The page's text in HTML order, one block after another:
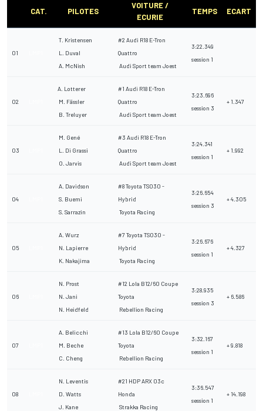
CAT. PILOTES
VOITURE /
ECURIE
TEMPS ECART
01
T. Kristensen
L. Duval
A. McNish
#2 Audi R18 E-Tron
Quattro
Audi Sport team Joest
3:22.349
session 1
02
A. Lotterer
M. Fässler
B. Treluyer
#1 Audi R18 E-Tron
Quattro
Audi Sport team Joest
3:23.696
session 3
+ 1.347
03
M. Gené
L. Di Grassi
O. Jarvis
#3 Audi R18 E-Tron
Quattro
Audi Sport team Joest
3:24.341
session 1
+ 1.992
04
A. Davidson
S. Buemi
S. Sarrazin
#8 Toyota TS030 -
Hybrid
Toyota Racing
3:26.654
session 3
+ 4.305
05
A. Wurz
N. Lapierre
K. Nakajima
#7 Toyota TS030 -
Hybrid
Toyota Racing
3:26.676
session 1
+ 4.327
06
N. Prost
N. Jani
N. Heidfeld
#12 Lola B12/60 Coupe
Toyota
Rebellion Racing
3:28.935
session 3
+ 6.586
07
A. Belicchi
M. Beche
C. Cheng
#13 Lola B12/60 Coupe
Toyota
Rebellion Racing
3:32.167
session 1
+ 9.818
08
N. Leventis
D. Watts
J. Kane
#21 HDP ARX 03c
Honda
Strakka Racing
3:36.547
session 1
+ 14.198